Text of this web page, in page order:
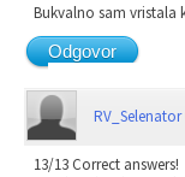
Bukvalno sam vristala
Odgovor
RV_Selenator
13/13 Correct answers!